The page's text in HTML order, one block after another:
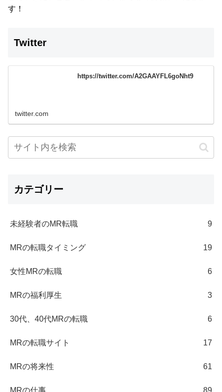
す！
Twitter
https://twitter.com/A2GAAYFL6goNht9
twitter.com
カテゴリー
未経験者のMR転職 9
MRの転職タイミング 19
女性MRの転職 6
MRの福利厚生 3
30代、40代MRの転職 6
MRの転職サイト 17
MRの将来性 61